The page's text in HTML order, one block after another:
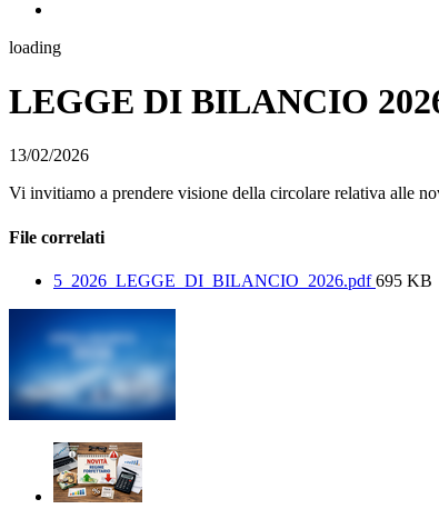
loading
LEGGE DI BILANCIO
13/02/2026
Vi invitiamo a prendere visione della circolare relativa alle
File correlati
5_2026_LEGGE_DI_BILANCIO_2026.pdf695 KB